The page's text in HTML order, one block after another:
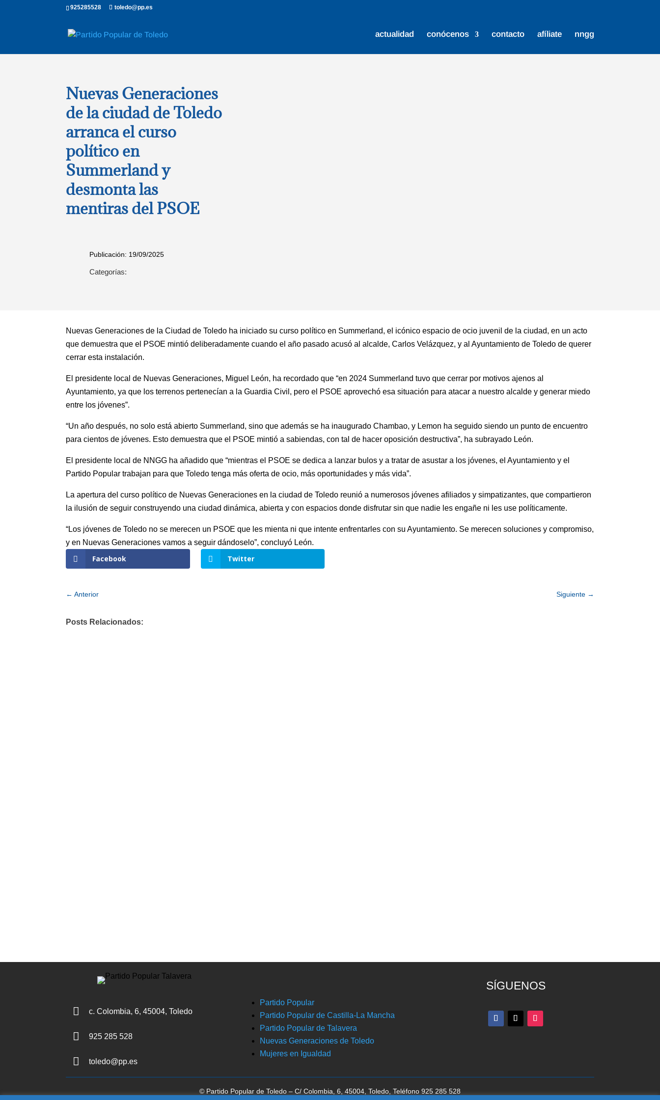
925285528 toledo@pp.es
actualidad conócenos contacto afíliate nngg
Nuevas Generaciones
de la ciudad de Toledo
arranca el curso
político en
Summerland y
desmonta las
mentiras del PSOE
Publicación: 19/09/2025
Categorías:
Nuevas Generaciones de la Ciudad de Toledo ha iniciado su curso político en Summerland, el icónico espacio de ocio juvenil de la ciudad, en un acto
que demuestra que el PSOE mintió deliberadamente cuando el año pasado acusó al alcalde, Carlos Velázquez, y al Ayuntamiento de Toledo de querer
cerrar esta instalación.
El presidente local de Nuevas Generaciones, Miguel León, ha recordado que “en 2024 Summerland tuvo que cerrar por motivos ajenos al
Ayuntamiento, ya que los terrenos pertenecían a la Guardia Civil, pero el PSOE aprovechó esa situación para atacar a nuestro alcalde y generar miedo
entre los jóvenes”.
“Un año después, no solo está abierto Summerland, sino que además se ha inaugurado Chambao, y Lemon ha seguido siendo un punto de encuentro
para cientos de jóvenes. Esto demuestra que el PSOE mintió a sabiendas, con tal de hacer oposición destructiva”, ha subrayado León.
El presidente local de NNGG ha añadido que “mientras el PSOE se dedica a lanzar bulos y a tratar de asustar a los jóvenes, el Ayuntamiento y el
Partido Popular trabajan para que Toledo tenga más oferta de ocio, más oportunidades y más vida”.
La apertura del curso político de Nuevas Generaciones en la ciudad de Toledo reunió a numerosos jóvenes afiliados y simpatizantes, que compartieron
la ilusión de seguir construyendo una ciudad dinámica, abierta y con espacios donde disfrutar sin que nadie les engañe ni les use políticamente.
“Los jóvenes de Toledo no se merecen un PSOE que les mienta ni que intente enfrentarles con su Ayuntamiento. Se merecen soluciones y compromiso,
y en Nuevas Generaciones vamos a seguir dándoselo”, concluyó León.
Facebook Twitter
←Anterior Siguiente→
Posts Relacionados:
 c. Colombia, 6, 45004, Toledo
 925 285 528
 toledo@pp.es
Partido Popular
Partido Popular de Castilla-La Mancha
Partido Popular de Talavera
Nuevas Generaciones de Toledo
Mujeres en Igualdad
SÍGUENOS
© Partido Popular de Toledo – C/ Colombia, 6, 45004, Toledo, Teléfono 925 285 528